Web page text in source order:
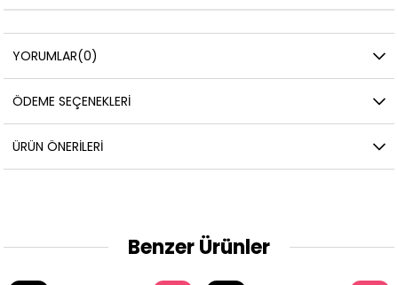
YORUMLAR(0)
ÖDEME SEÇENEKLERI
ÜRÜN ÖNERILERI
Benzer Ürünler